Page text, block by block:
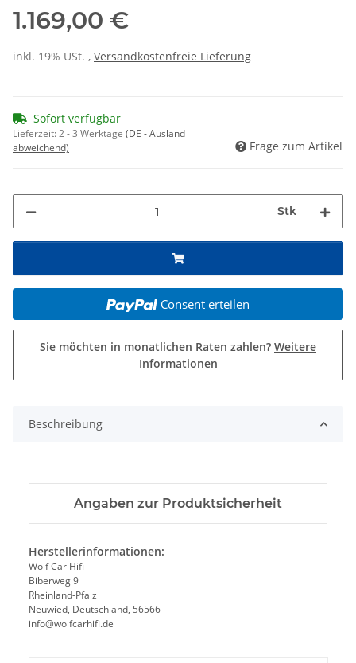
1.169,00 €
inkl. 19% USt. , Versandkostenfreie Lieferung
Sofort verfügbar
Lieferzeit:2 - 3 Werktage (DE - Ausland
abweichend)
Frage zum Artikel
Stk
Consent erteilen
Sie möchten in monatlichen Raten zahlen? Weitere
Informationen
Beschreibung
Angaben zur Produktsicherheit
Herstellerinformationen:
Wolf Car Hifi
Biberweg 9
Rheinland-Pfalz
Neuwied, Deutschland, 56566
info@wolfcarhifi.de